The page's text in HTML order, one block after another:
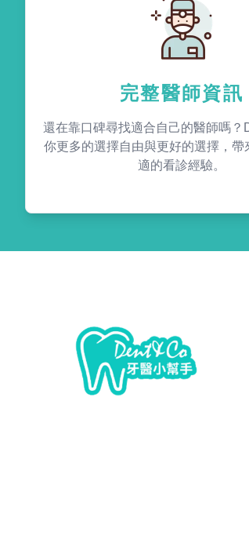
完整醫師資訊
還在靠口碑尋找適合自己的醫師嗎？
你更多的選擇自由與更好的選擇，帶
適的看診經驗。